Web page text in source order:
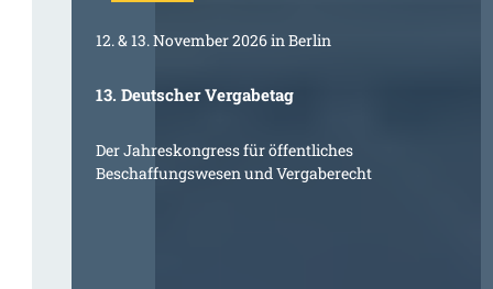
12. & 13. November 2026 in Berlin
13. Deutscher Vergabetag
Der Jahreskongress für öffentliches
Beschaffungswesen und Vergaberecht